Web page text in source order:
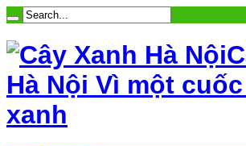
Hà Nội Vì một
xanh